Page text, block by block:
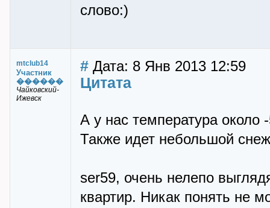
слово:)
mtclub14
Участник
������
Чайковский-
Ижевск
# Дата: 8 Янв 2013 12:59
Цитата
А у нас температура
Также идет небольшой
ser59, очень нелепо
квартир. Никак понять не